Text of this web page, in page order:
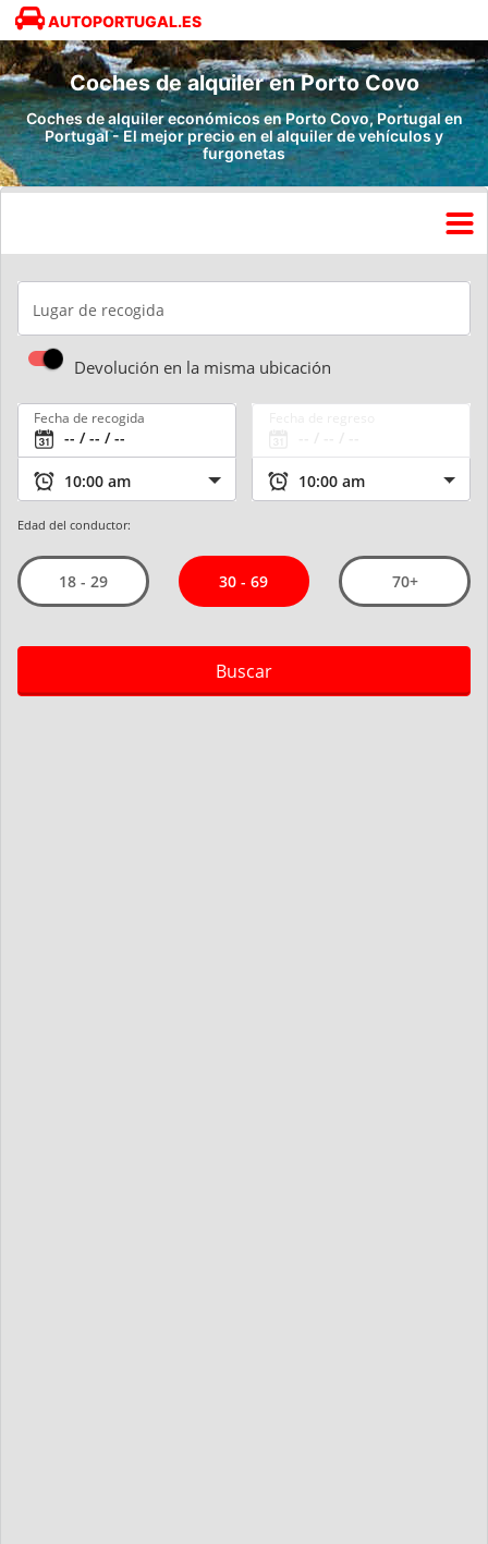
AUTOPORTUGAL.ES
Coches de alquiler en Porto Covo
Coches de alquiler económicos en Porto Covo, Portugal en
Portugal - El mejor precio en el alquiler de vehículos y
furgonetas
Lugar de recogida
Devolución en la misma ubicación
Fecha de recogida
Edad del conductor:
18 - 29 30 - 69 70+
Buscar